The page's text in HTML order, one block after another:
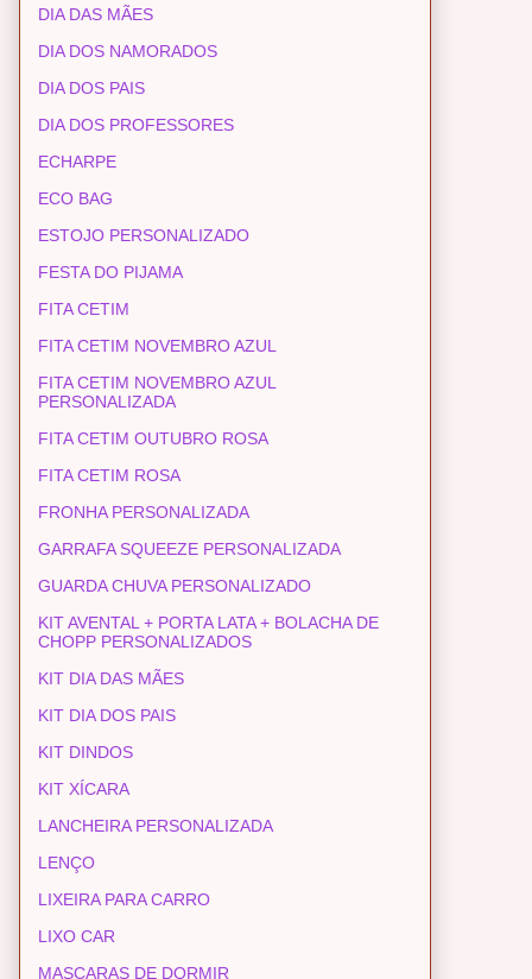
DIA DAS MÃES
DIA DOS NAMORADOS
DIA DOS PAIS
DIA DOS PROFESSORES
ECHARPE
ECO BAG
ESTOJO PERSONALIZADO
FESTA DO PIJAMA
FITA CETIM
FITA CETIM NOVEMBRO AZUL
FITA CETIM NOVEMBRO AZUL
PERSONALIZADA
FITA CETIM OUTUBRO ROSA
FITA CETIM ROSA
FRONHA PERSONALIZADA
GARRAFA SQUEEZE PERSONALIZADA
GUARDA CHUVA PERSONALIZADO
KIT AVENTAL + PORTA LATA + BOLACHA DE
CHOPP PERSONALIZADOS
KIT DIA DAS MÃES
KIT DIA DOS PAIS
KIT DINDOS
KIT XÍCARA
LANCHEIRA PERSONALIZADA
LENÇO
LIXEIRA PARA CARRO
LIXO CAR
MASCARAS DE DORMIR